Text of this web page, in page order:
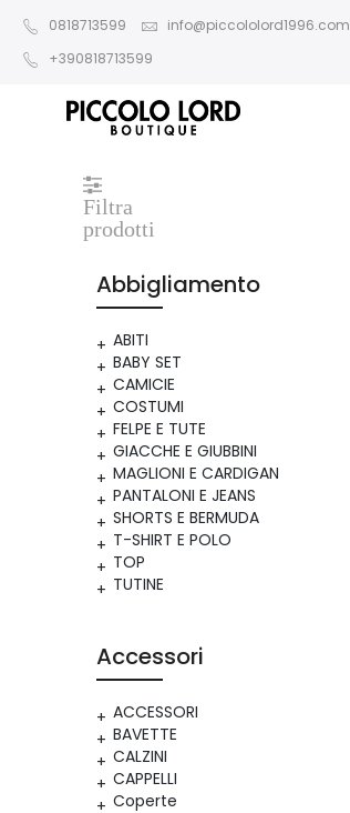
0818713599
info@piccololord1996.com
+390818713599
Filtra
prodotti
Abbigliamento
ABITI
BABY SET
CAMICIE
COSTUMI
FELPE E TUTE
GIACCHE E GIUBBINI
MAGLIONI E CARDIGAN
PANTALONI E JEANS
SHORTS E BERMUDA
T-SHIRT E POLO
TOP
TUTINE
Accessori
ACCESSORI
BAVETTE
CALZINI
CAPPELLI
Coperte